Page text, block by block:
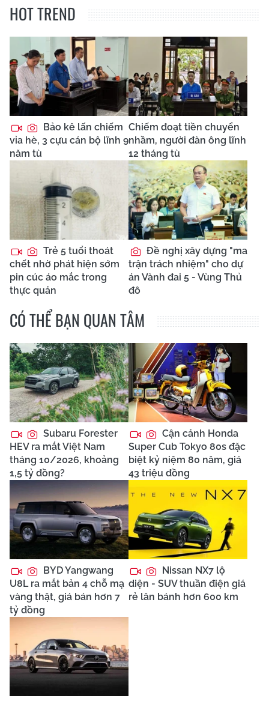
HOT TREND
Bảo kê lấn chiếm
vỉa hè, 3 cựu cán bộ lĩnh 9
năm tù
Chiếm đoạt tiền chuyển
nhầm, người đàn ông lĩnh
12 tháng tù
Trẻ 5 tuổi thoát
chết nhờ phát hiện sớm
pin cúc áo mắc trong
thực quản
Đề nghị xây dựng "ma
trận trách nhiệm" cho dự
án Vành đai 5 - Vùng Thủ
đô
CÓ THỂ BẠN QUAN TÂM
Subaru Forester
HEV ra mắt Việt Nam
tháng 10/2026, khoảng
1,5 tỷ đồng?
Cận cảnh Honda
Super Cub Tokyo 80s đặc
biệt kỷ niệm 80 năm, giá
43 triệu đồng
BYD Yangwang
U8L ra mắt bản 4 chỗ mạ
vàng thật, giá bán hơn 7
tỷ đồng
Nissan NX7 lộ
diện - SUV thuần điện giá
rẻ lăn bánh hơn 600 km